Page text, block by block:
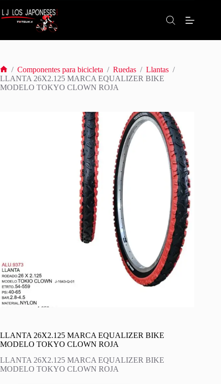
al
contenido
Inicio
/ Componentes para bicicleta / Ruedas / Llantas /
LLANTA 26X2.125 MARCA EQUALIZER BIKE
MODELO TOKYO CLOWN ROJA
LLANTA 26X2.125 MARCA EQUALIZER BIKE
MODELO TOKYO CLOWN ROJA
LLANTA 26X2.125 MARCA EQUALIZER BIKE
MODELO TOKYO CLOWN ROJA